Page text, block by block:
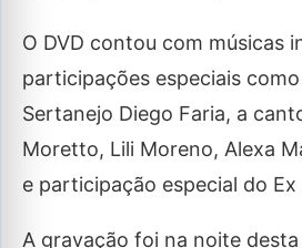
O DVD contou com músicas
participações especiais
Sertanejo Diego Faria, a
Moretto, Lili Moreno, Alexa
e participação especial do Ex
A gravação foi na noite